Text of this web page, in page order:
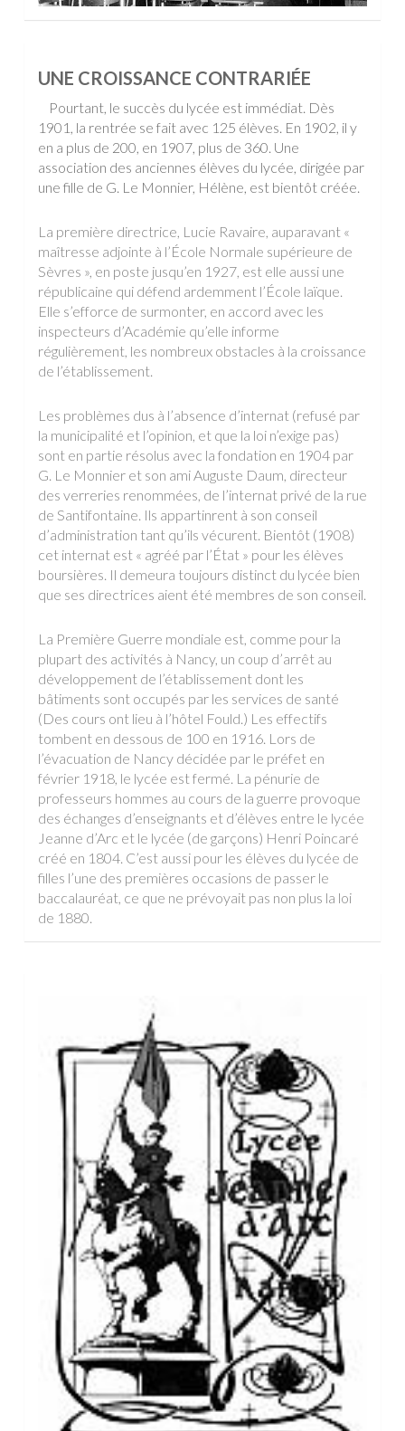
UNE CROISSANCE CONTRARIÉE
Pourtant, le succès du lycée est immédiat. Dès
1901, la rentrée se fait avec 125 élèves. En 1902, il y
en a plus de 200, en 1907, plus de 360. Une
association des anciennes élèves du lycée, dirigée par
une fille de G. Le Monnier, Hélène, est bientôt créée.
La première directrice, Lucie Ravaire, auparavant «
maîtresse adjointe à l’École Normale supérieure de
Sèvres », en poste jusqu’en 1927, est elle aussi une
républicaine qui défend ardemment l’École laïque.
Elle s’efforce de surmonter, en accord avec les
inspecteurs d’Académie qu’elle informe
régulièrement, les nombreux obstacles à la croissance
de l’établissement.
Les problèmes dus à l’absence d’internat (refusé par
la municipalité et l’opinion, et que la loi n’exige pas)
sont en partie résolus avec la fondation en 1904 par
G. Le Monnier et son ami Auguste Daum, directeur
des verreries renommées, de l’internat privé de la rue
de Santifontaine. Ils appartinrent à son conseil
d’administration tant qu’ils vécurent. Bientôt (1908)
cet internat est « agréé par l’État » pour les élèves
boursières. Il demeura toujours distinct du lycée bien
que ses directrices aient été membres de son conseil.
La Première Guerre mondiale est, comme pour la
plupart des activités à Nancy, un coup d’arrêt au
développement de l’établissement dont les
bâtiments sont occupés par les services de santé
(Des cours ont lieu à l’hôtel Fould.) Les effectifs
tombent en dessous de 100 en 1916. Lors de
l’évacuation de Nancy décidée par le préfet en
février 1918, le lycée est fermé. La pénurie de
professeurs hommes au cours de la guerre provoque
des échanges d’enseignants et d’élèves entre le lycée
Jeanne d’Arc et le lycée (de garçons) Henri Poincaré
créé en 1804. C’est aussi pour les élèves du lycée de
filles l’une des premières occasions de passer le
baccalauréat, ce que ne prévoyait pas non plus la loi
de 1880.